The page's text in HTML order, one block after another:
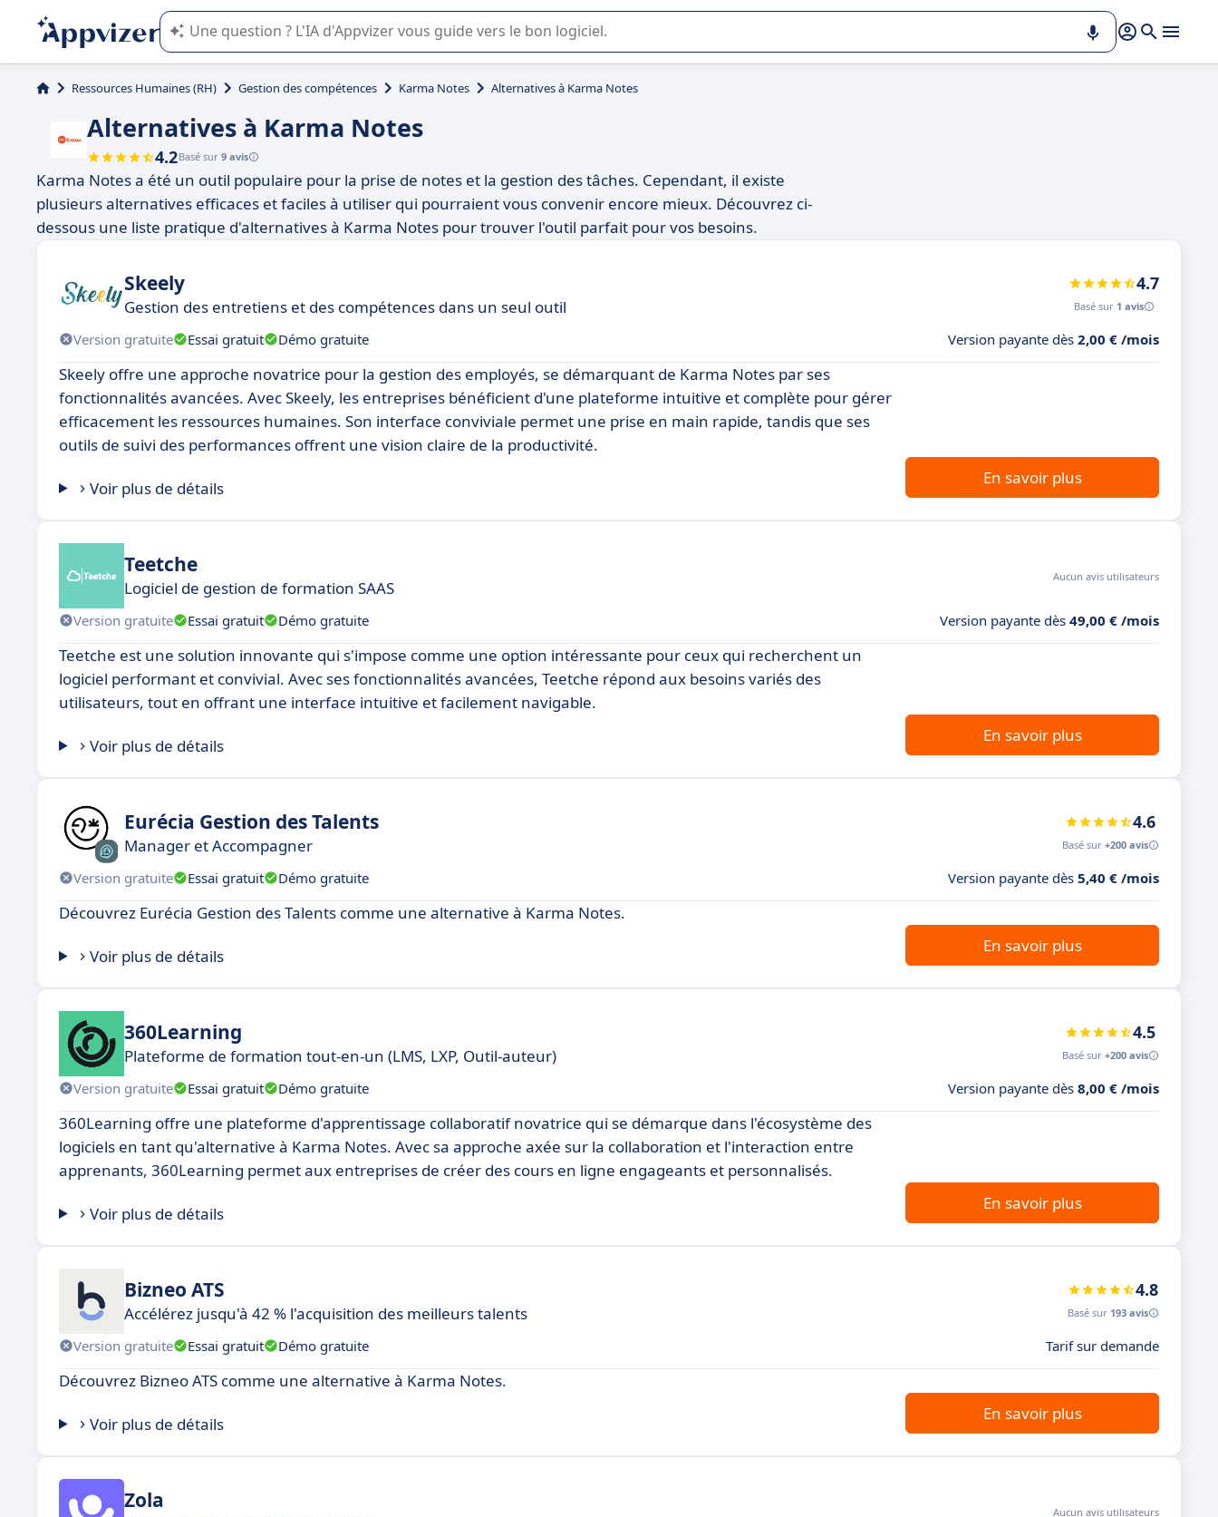
L'IA de Appvizer vous guide dans l'utilisation ou la sélection de logiciel SaaS en entreprise.
Ressources Humaines (RH) Gestion des compétences Karma Notes Alternatives à Karma Notes
Alternatives à Karma Notes
4.2Basé sur 9 avis
Karma Notes a été un outil populaire pour la prise de notes et la gestion des tâches. Cependant, il existe
plusieurs alternatives efficaces et faciles à utiliser qui pourraient vous convenir encore mieux. Découvrez ci-
dessous une liste pratique d'alternatives à Karma Notes pour trouver l'outil parfait pour vos besoins.
Skeely
Gestion des entretiens et des compétences dans un seul outil
4.7
Basé sur 1 avis
Version gratuite Essai gratuit Démo gratuite Version payante dès 2,00 € /mois
Skeely offre une approche novatrice pour la gestion des employés, se démarquant de Karma Notes par ses
fonctionnalités avancées. Avec Skeely, les entreprises bénéficient d'une plateforme intuitive et complète pour gérer
efficacement les ressources humaines. Son interface conviviale permet une prise en main rapide, tandis que ses
outils de suivi des performances offrent une vision claire de la productivité.
Voir plus de détails
En savoir plus
Teetche
Logiciel de gestion de formation SAAS
Aucun avis utilisateurs
Version gratuite Essai gratuit Démo gratuite Version payante dès 49,00 € /mois
Teetche est une solution innovante qui s'impose comme une option intéressante pour ceux qui recherchent un
logiciel performant et convivial. Avec ses fonctionnalités avancées, Teetche répond aux besoins variés des
utilisateurs, tout en offrant une interface intuitive et facilement navigable.
Voir plus de détails
En savoir plus
Eurécia Gestion des Talents
Manager et Accompagner
4.6
Basé sur +200 avis
Version gratuite Essai gratuit Démo gratuite Version payante dès 5,40 € /mois
Découvrez Eurécia Gestion des Talents comme une alternative à Karma Notes.
Voir plus de détails
En savoir plus
360Learning
Plateforme de formation tout-en-un (LMS, LXP, Outil-auteur)
4.5
Basé sur +200 avis
Version gratuite Essai gratuit Démo gratuite Version payante dès 8,00 € /mois
360Learning offre une plateforme d'apprentissage collaboratif novatrice qui se démarque dans l'écosystème des
logiciels en tant qu'alternative à Karma Notes. Avec sa approche axée sur la collaboration et l'interaction entre
apprenants, 360Learning permet aux entreprises de créer des cours en ligne engageants et personnalisés.
Voir plus de détails
En savoir plus
Bizneo ATS
Accélérez jusqu'à 42 % l'acquisition des meilleurs talents
4.8
Basé sur 193 avis
Version gratuite Essai gratuit Démo gratuite Tarif sur demande
Découvrez Bizneo ATS comme une alternative à Karma Notes.
Voir plus de détails
En savoir plus
Zola Aucun avis utilisateurs